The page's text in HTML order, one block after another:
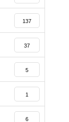
137
37
5
1
6